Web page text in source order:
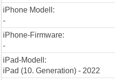
iPhone Modell:
-
iPhone-Firmware:
-
iPad-Modell:
iPad (10. Generation) - 2022